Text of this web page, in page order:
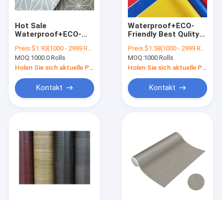
Hot Sale
Waterproof+ECO-
Bathroom Bedroom
Home Decoration
Self Adhesive PVC 3d
Embossed Wallpaper
Preis:$1.93(1000 - 2999 Rolls) $1.92(3000 - 9999 Rolls) $1.91(>=10000 Rolls)
MOQ:1000.0 Rolls
Kontakt
Waterproof+ECO-
Friendly Best Qulity
Solid Color
Waterproof Custom
Wallpaper
Preis:$1.58(1000 - 2999 Rolls) $1.55(3000 - 9999 Rolls) $1.52(>=10000 Rolls)
MOQ:1000 Rolls
Kontakt